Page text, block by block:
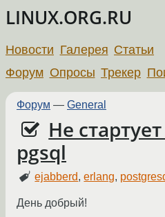
LINUX.ORG.RU
Новости Галерея Статьи
Форум Опросы Трекер
Форум — General
Не
pgsql
ejabberd,erlang,
День добрый!